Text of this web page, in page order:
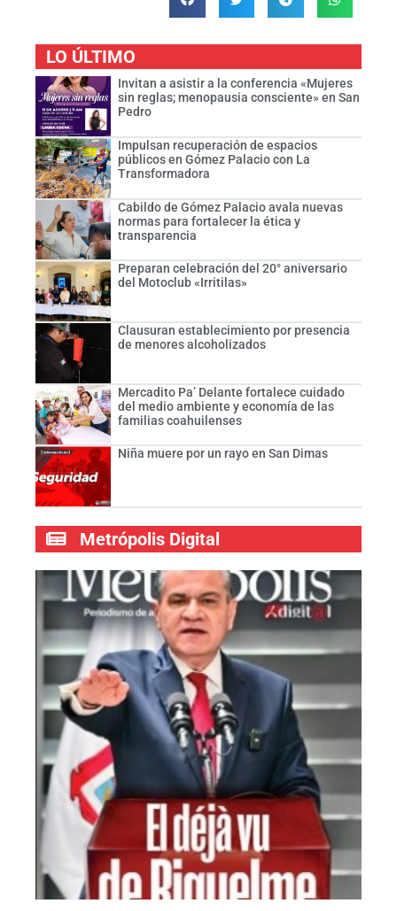
LO ÚLTIMO
Invitan a asistir a la conferencia «Mujeres
sin reglas; menopausia consciente» en San
Pedro
Impulsan recuperación de espacios
públicos en Gómez Palacio con La
Transformadora
Cabildo de Gómez Palacio avala nuevas
normas para fortalecer la ética y
transparencia
Preparan celebración del 20° aniversario
del Motoclub «Irritilas»
Clausuran establecimiento por presencia
de menores alcoholizados
Mercadito Pa’ Delante fortalece cuidado
del medio ambiente y economía de las
familias coahuilenses
Niña muere por un rayo en San Dimas
Metrópolis Digital